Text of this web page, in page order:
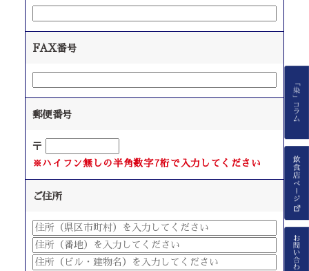
FAX番号
郵便番号
〒
※ハイフン無しの半角数字7桁で入力してください
ご住所